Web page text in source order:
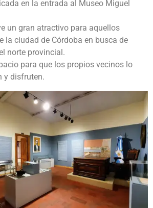
en la entrada al Museo Miguel
un gran atractivo para aquellos
la ciudad de Córdoba en busca de
norte provincial.
para que los propios vecinos lo
y disfruten.